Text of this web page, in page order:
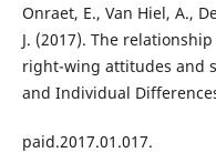
Onraet, E., Van Hiel, A.,
J. (2017). The
right-wing attitudes and
and Individual
paid.2017.01.017.